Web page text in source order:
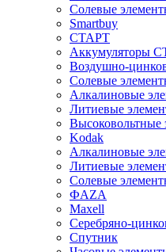
Солевые
Smartbuy
СТАРТ
Аккумуляторы
Воздушно-
Солевые
Алкалиновые
Литиевые
Kodak
Алкалиновые
Литиевые
Солевые
ФAZA
Maxell
Серебряно-
Спутник